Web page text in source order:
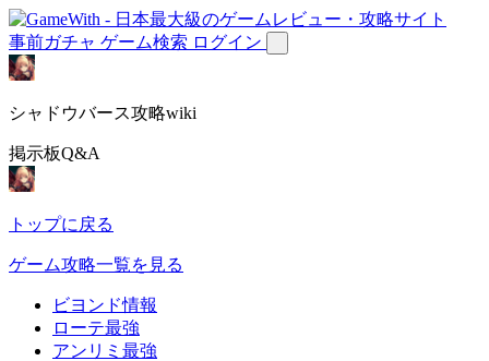
事前ガチャ ゲーム検索 ログイン
シャドウバース攻略wiki
掲示板Q&A
トップに戻る
ゲーム攻略一覧を見る
ビヨンド情報
ローテ最強
アンリミ最強